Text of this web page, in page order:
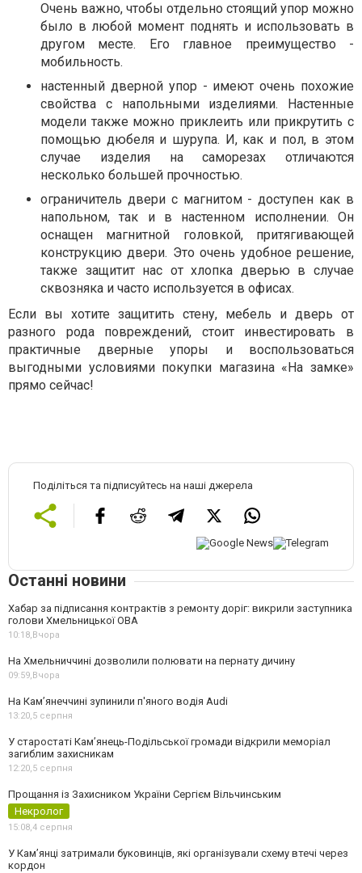
Очень важно, чтобы отдельно стоящий упор можно
было в любой момент поднять и использовать в
другом месте. Его главное преимущество -
мобильность.
настенный дверной упор - имеют очень похожие
свойства с напольными изделиями. Настенные
модели также можно приклеить или прикрутить с
помощью дюбеля и шурупа. И, как и пол, в этом
случае изделия на саморезах отличаются
несколько большей прочностью.
ограничитель двери с магнитом - доступен как в
напольном, так и в настенном исполнении. Он
оснащен магнитной головкой, притягивающей
конструкцию двери. Это очень удобное решение,
также защитит нас от хлопка дверью в случае
сквозняка и часто используется в офисах.
Если вы хотите защитить стену, мебель и дверь от
разного рода повреждений, стоит инвестировать в
практичные дверные упоры и воспользоваться
выгодными условиями покупки магазина «На замке»
прямо сейчас!
Поділіться та підписуйтесь на наші джерела
Останні новини
Хабар за підписання контрактів з ремонту доріг: викрили заступника
голови Хмельницької ОВА
10:18,Вчора
На Хмельниччині дозволили полювати на пернату дичину
09:59,Вчора
На Камʼянеччині зупинили п'яного водія Audi
13:20,5 серпня
У старостаті Кам’янець-Подільської громади відкрили меморіал
загиблим захисникам
12:20,5 серпня
Прощання із Захисником України Сергієм Вільчинським
Некролог
15:08,4 серпня
У Кам’янці затримали буковинців, які організували схему втечі через
кордон